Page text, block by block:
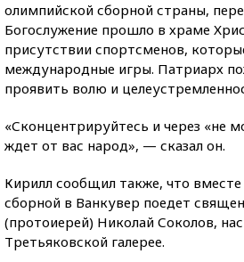
олимпийской сборной страны,
Богослужение прошло в храме
присутствии спортсменов,
международные игры. Патриарх
проявить волю и
«Сконцентрируйтесь и через «не
ждет от вас народ», — сказал он.
Кирилл сообщил также, что
сборной в Ванкувер поедет
(протоиерей) Николай Соколов,
Третьяковской галерее.